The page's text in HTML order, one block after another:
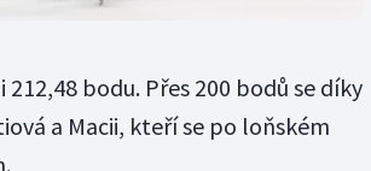
bodu. Přes 200 bodů se díky
a Macii, kteří se po loňském